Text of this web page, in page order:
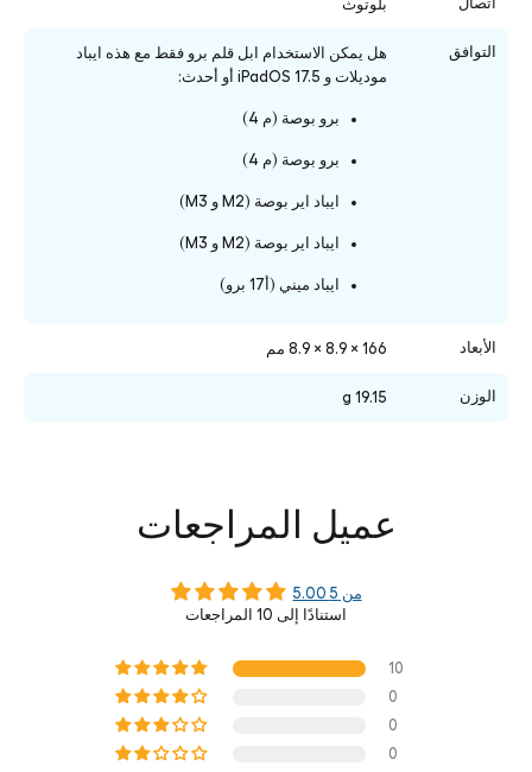
بلوتوث
التوافق
هل يمكن الاستخدام ابل قلم برو فقط مع هذه ايباد
موديلات و iPadOS 17.5 أو أحدث:
برو بوصة (م 4)
برو بوصة (م 4)
ايباد اير بوصة (M2 و M3)
ايباد اير بوصة (M2 و M3)
ايباد ميني (أ17 برو)
الأبعاد 166 × 8.9 × 8.9 مم
الوزن 19.15 g
عميل المراجعات
5.00 من 5
استنادًا إلى 10 المراجعات
10
0
0
0